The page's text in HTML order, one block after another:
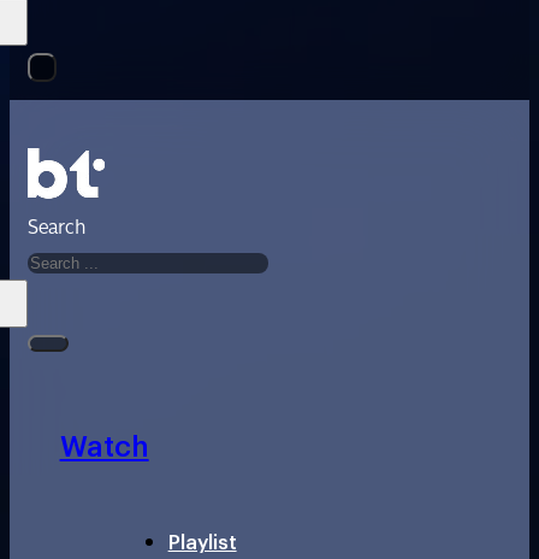
Search
Watch
Playlist